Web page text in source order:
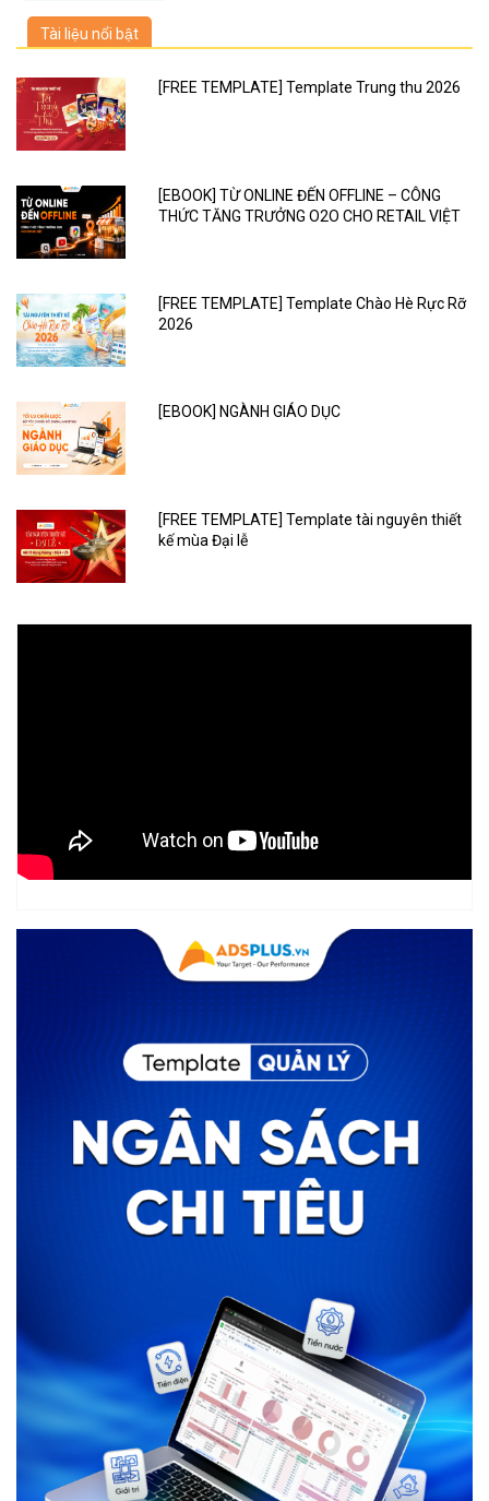
Tài liệu nổi bật
[FREE TEMPLATE] Template Trung thu 2026
[EBOOK] TỪ ONLINE ĐẾN OFFLINE – CÔNG
THỨC TĂNG TRƯỞNG O2O CHO RETAIL VIỆT
[FREE TEMPLATE] Template Chào Hè Rực Rỡ
2026
[EBOOK] NGÀNH GIÁO DỤC
[FREE TEMPLATE] Template tài nguyên thiết
kế mùa Đại lễ